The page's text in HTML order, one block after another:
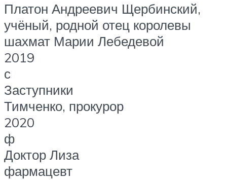
Платон Андреевич Щербинский,
учёный, родной отец королевы
шахмат Марии Лебедевой
2019
с
Заступники
Тимченко, прокурор
2020
ф
Доктор Лиза
фармацевт